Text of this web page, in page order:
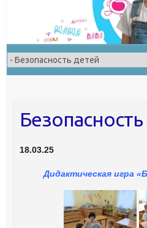
18.03.25
Дидактическая игра